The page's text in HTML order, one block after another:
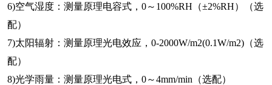
6)空气湿度：测量原理电容式，0～100%RH（±2%RH）（选
配）
7)太阳辐射：测量原理光电效应，0-2000W/m2(0.1W/m2)（选
配）
8)光学雨量：测量原理光电式，0～4mm/min（选配）